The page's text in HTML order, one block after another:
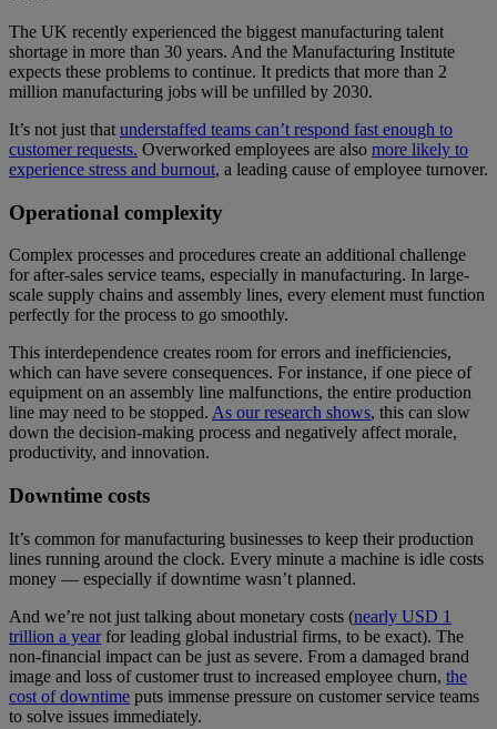
The UK recently experienced the biggest manufacturing talent
shortage in more than 30 years. And the Manufacturing Institute
expects these problems to continue. It predicts that more than 2
million manufacturing jobs will be unfilled by 2030.
It’s not just that understaffed teams can’t respond fast enough to
customer requests. Overworked employees are also more likely to
experience stress and burnout, a leading cause of employee turnover.
Operational complexity
Complex processes and procedures create an additional challenge
for after-sales service teams, especially in manufacturing. In large-
scale supply chains and assembly lines, every element must function
perfectly for the process to go smoothly.
This interdependence creates room for errors and inefficiencies,
which can have severe consequences. For instance, if one piece of
equipment on an assembly line malfunctions, the entire production
line may need to be stopped. As our research shows, this can slow
down the decision-making process and negatively affect morale,
productivity, and innovation.
Downtime costs
It’s common for manufacturing businesses to keep their production
lines running around the clock. Every minute a machine is idle costs
money — especially if downtime wasn’t planned.
And we’re not just talking about monetary costs (nearly USD 1
trillion a yearfor leading global industrial firms, to be exact). The
non-financial impact can be just as severe. From a damaged brand
image and loss of customer trust to increased employee churn, the
cost of downtime puts immense pressure on customer service teams
to solve issues immediately.